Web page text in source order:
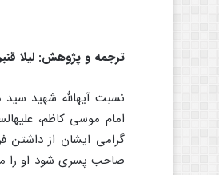
ترجمه و پژوهش: لیلا
نسبت آیه‏الله شهید
امام موسى کاظم،
گرامى ایشان از داشتن
صاحب پسرى شود او را